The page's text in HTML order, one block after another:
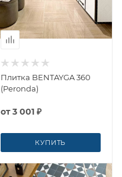
Плитка BENTAYGA 360
(Peronda)
от3 001 ₽
КУПИТЬ